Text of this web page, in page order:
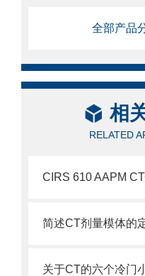
全部产品
相
RELATED
CIRS 610 AAPM
简述CT剂量模体的
关于CT的六个冷门